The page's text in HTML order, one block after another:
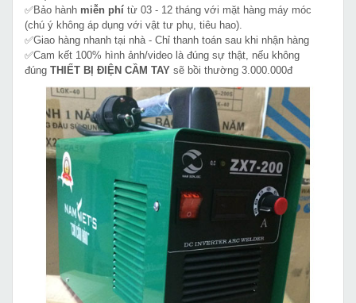
✅Bảo hành miễn phí từ 03 - 12 tháng với mặt hàng máy móc
(chú ý không áp dụng với vật tư phụ, tiêu hao).
✅Giao hàng nhanh tại nhà - Chỉ thanh toán sau khi nhận hàng
✅Cam kết 100% hình ảnh/video là đúng sự thật, nếu không
đúng THIẾT BỊ ĐIỆN CẦM TAY sẽ bồi thường 3.000.000đ